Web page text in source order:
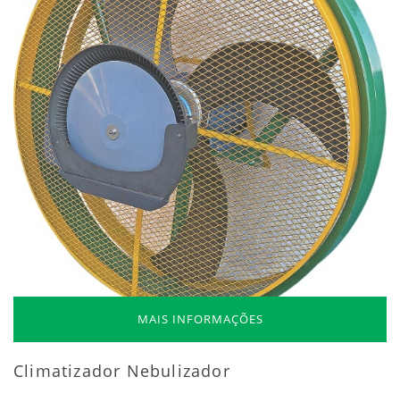
MAIS INFORMAÇÕES
Climatizador Nebulizador